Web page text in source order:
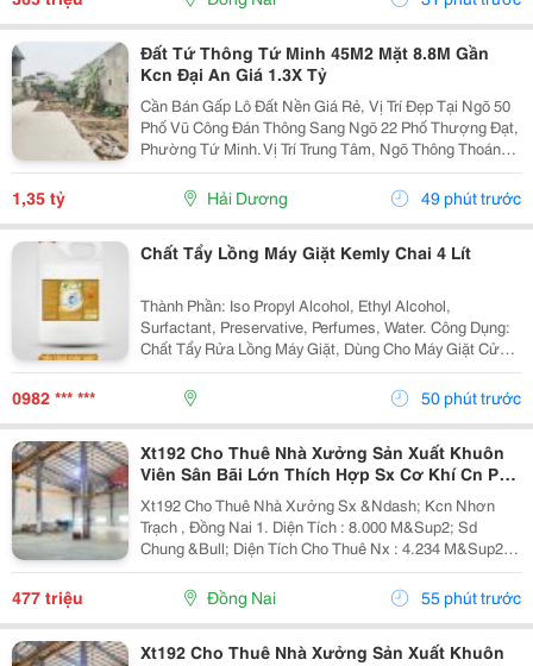
Đất Tứ Thông Tứ Minh 45M2 Mặt 8.8M Gần
Kcn Đại An Giá 1.3X Tỷ
Cần Bán Gấp Lô Đất Nền Giá Rẻ, Vị Trí Đẹp Tại Ngõ 50
Phố Vũ Công Đán Thông Sang Ngõ 22 Phố Thượng Đạt,
Phường Tứ Minh. Vị Trí Trung Tâm, Ngõ Thông Thoáng,
Bán Kính 300M Đầy Đủ Chợ Dân Sinh, Trường Học Các
Cấp Và Khu Công Nghiệp Đại An. Khu Vực Dân...
1,35 tỷ Hải Dương 49 phút trước
Chất Tẩy Lồng Máy Giặt Kemly Chai 4 Lít
Thành Phần: Iso Propyl Alcohol, Ethyl Alcohol,
Surfactant, Preservative, Perfumes, Water. Công Dụng:
Chất Tẩy Rửa Lồng Máy Giặt, Dùng Cho Máy Giặt Cửa
Trên, Máy Giặt Cửa Trước. Cách Dùng: Sử Dụng Từ 5-
10 Gam/Lít. Nếu Máy Giặt 7 Kg Thì Chọn Mức...
0982 *** *** 50 phút trước
Xt192 Cho Thuê Nhà Xưởng Sản Xuất Khuôn
Viên Sân Bãi Lớn Thích Hợp Sx Cơ Khí Cn Phụ
Trợ
Xt192 Cho Thuê Nhà Xưởng Sx &Ndash; Kcn Nhơn
Trạch , Đồng Nai 1. Diện Tích : 8.000 M&Sup2; Sd
Chung &Bull; Diện Tích Cho Thuê Nx : 4.234 M&Sup2; (
58M X 73M ) &Bull; Văn Phòng 100 M&Sup2; Trong
Xưởng Kết Cấu Xưởng Chuẩn Kcn, Nền Bê Tông
477 triệu Đồng Nai 55 phút trước
Xt192 Cho Thuê Nhà Xưởng Sản Xuất Khuôn